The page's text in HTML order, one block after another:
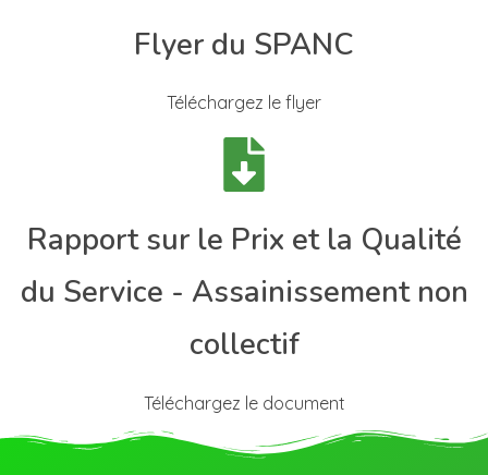
Flyer du SPANC
Téléchargez le flyer
Rapport sur le Prix et la Qualité
du Service - Assainissement non
collectif
Téléchargez le document